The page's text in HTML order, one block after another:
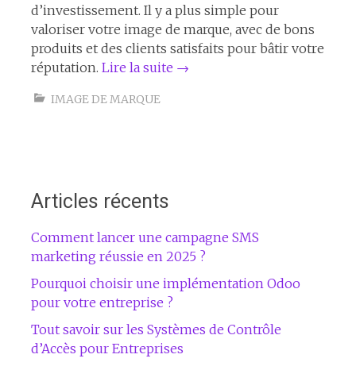
d’investissement. Il y a plus simple pour
valoriser votre image de marque, avec de bons
produits et des clients satisfaits pour bâtir votre
réputation. Lire la suite →
IMAGE DE MARQUE
Articles récents
Comment lancer une campagne SMS
marketing réussie en 2025 ?
Pourquoi choisir une implémentation Odoo
pour votre entreprise ?
Tout savoir sur les Systèmes de Contrôle
d’Accès pour Entreprises